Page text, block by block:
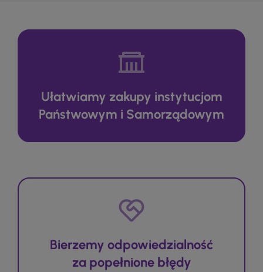
Ułatwiamy zakupy instytucjom
Państwowym i Samorządowym
Bierzemy odpowiedzialność
za popełnione błędy